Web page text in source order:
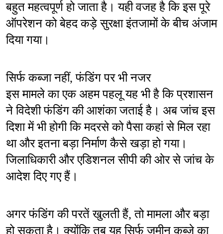
बहुत महत्वपूर्ण हो जाता है। यही वजह है कि इस पूरे
ऑपरेशन को बेहद कड़े सुरक्षा इंतजामों के बीच अंजाम
दिया गया।
सिर्फ कब्जा नहीं, फंडिंग पर भी नजर
इस मामले का एक अहम पहलू यह भी है कि प्रशासन
ने विदेशी फंडिंग की आशंका जताई है। अब जांच इस
दिशा में भी होगी कि मदरसे को पैसा कहां से मिल रहा
था और इतना बड़ा निर्माण कैसे खड़ा हो गया।
जिलाधिकारी और एडिशनल सीपी की ओर से जांच के
आदेश दिए गए हैं।
अगर फंडिंग की परतें खुलती हैं, तो मामला और बड़ा
हो सकता है। क्योंकि तब यह सिर्फ जमीन कब्जे का